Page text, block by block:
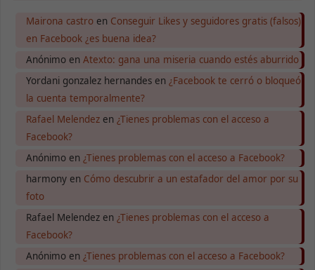
Mairona castroen Conseguir Likes y seguidores gratis (falsos)
en Facebook ¿es buena idea?
Anónimoen Atexto: gana una miseria cuando estés aburrido
Yordani gonzalez hernandesen ¿Facebook te cerró o bloqueó
la cuenta temporalmente?
Rafael Melendezen ¿Tienes problemas con el acceso a
Facebook?
Anónimoen ¿Tienes problemas con el acceso a Facebook?
harmonyen Cómo descubrir a un estafador del amor por su
foto
Rafael Melendezen ¿Tienes problemas con el acceso a
Facebook?
Anónimoen ¿Tienes problemas con el acceso a Facebook?
Para que
funcione lo
visita. Si
algunas
funcionalidades
Al compartir tus